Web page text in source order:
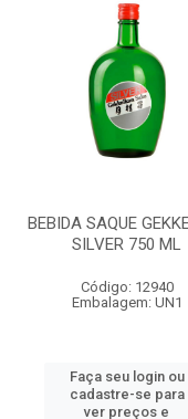
BEBIDA SAQUE
SILVER 750 ML
Código: 12940
Embalagem: UN1
Faça seu login ou
cadastre-se para
ver preços e